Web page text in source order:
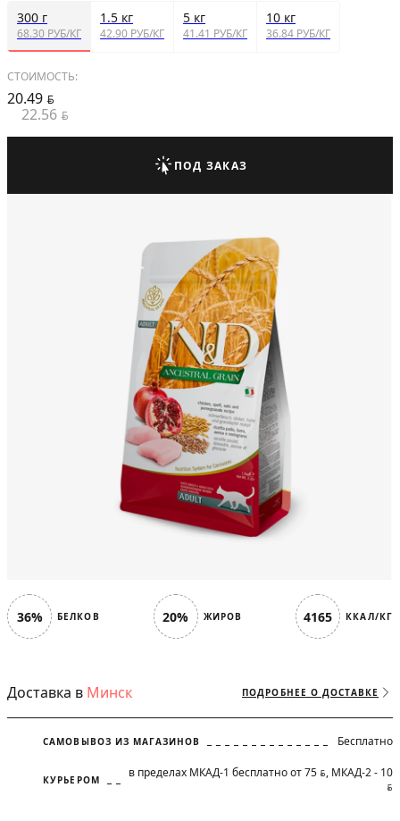
36% БЕЛКОВ 20% ЖИРОВ 4165 ККАЛ/КГ
Доставка в Минск ПОДРОБНЕЕ О ДОСТАВКЕ
САМОВЫВОЗ ИЗ МАГАЗИНОВ Бесплатно
КУРЬЕРОМ в пределах МКАД-1 бесплатно от 75 BYN, МКАД-2 - 10
BYN
300 г
68.30 РУБ/КГ
1.5 кг
42.90 РУБ/КГ
5 кг
41.41 РУБ/КГ
10 кг
36.84 РУБ/КГ
СТОИМОСТЬ:
20.49 BYN
22.56 BYN
ПОД ЗАКАЗ